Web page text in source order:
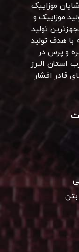
موزاییک
تولید موزاییک و
تولید
با هدف تولید
و پرس در
در غرب استان البرز
آقای قادر افشار